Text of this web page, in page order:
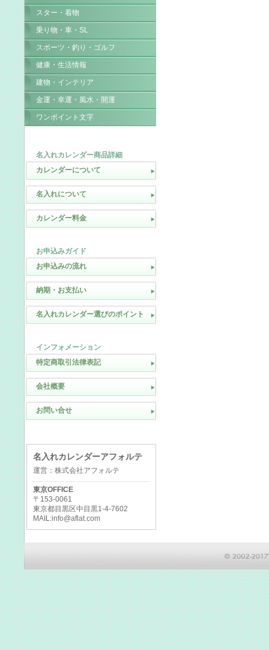
スター・着物
乗り物・車・SL
スポーツ・釣り・ゴルフ
健康・生活情報
建物・インテリア
金運・幸運・風水・開運
ワンポイント文字
名入れカレンダー商品詳細
カレンダーについて
名入れについて
カレンダー料金
お申込みガイド
お申込みの流れ
納期・お支払い
名入れカレンダー選びのポイント
インフォメーション
特定商取引法律表記
会社概要
お問い合せ
名入れカレンダーアフォルテ
運営：株式会社アフォルテ
東京OFFICE
〒153-0061
東京都目黒区中目黒1-4-7602
MAIL:info@aflat.com